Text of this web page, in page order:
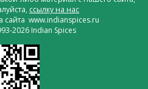
ссылку на нас
сайта www.indianspices.ru
2026 Indian Spices